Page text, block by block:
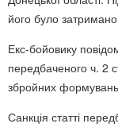
його було
Екс-бойовику
передбаченого ч. 2
збройних формувань
Санкція статті